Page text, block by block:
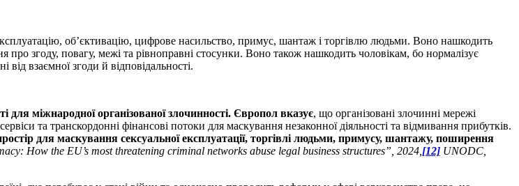
об’єктивацію, цифрове насильство, примус, шантаж і торгівлю людьми. Воно нашкодить
про згоду, повагу, межі та рівноправні стосунки. Воно також нашкодить чоловікам, бо нормалізує
від взаємної згоди й відповідальності.
для міжнародної організованої злочинності. Європол вказує, що організовані злочинні мережі
та транскордонні фінансові потоки для маскування незаконної діяльності та відмивання прибутків.
для маскування сексуальної експлуатації, торгівлі людьми, примусу, шантажу, поширення
How the EU’s most threatening criminal networks abuse legal business structures”, 2024, [12] UNODC,